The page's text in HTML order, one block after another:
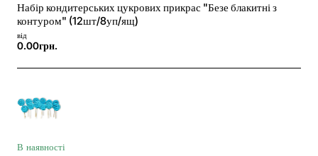
Набір кондитерських цукрових прикрас "Безе блакитні з
контуром" (12шт/8уп/ящ)
від
0.00грн.
В наявності